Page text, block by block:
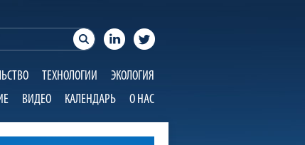
ТЕХНОЛОГИИ
ЭКОЛОГИЯ
ВИДЕО КАЛЕНДАРЬ О НАС